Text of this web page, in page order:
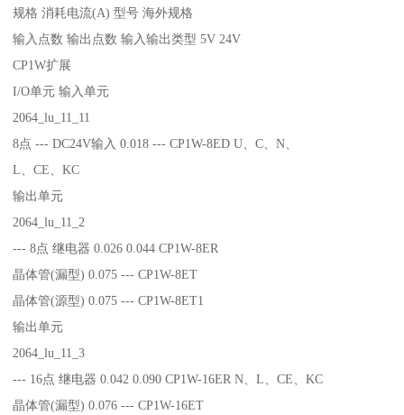
规格 消耗电流(A) 型号 海外规格
输入点数 输出点数 输入输出类型 5V 24V
CP1W扩展
I/O单元 输入单元
2064_lu_11_11
8点 --- DC24V输入 0.018 --- CP1W-8ED U、C、N、
L、CE、KC
输出单元
2064_lu_11_2
--- 8点 继电器 0.026 0.044 CP1W-8ER
晶体管(漏型) 0.075 --- CP1W-8ET
晶体管(源型) 0.075 --- CP1W-8ET1
输出单元
2064_lu_11_3
--- 16点 继电器 0.042 0.090 CP1W-16ER N、L、CE、KC
晶体管(漏型) 0.076 --- CP1W-16ET